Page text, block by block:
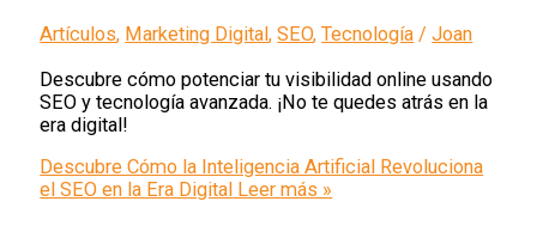
Artículos, Marketing Digital,SEO,Tecnología /Joan
Descubre cómo potenciar tu visibilidad online usando
SEO y tecnología avanzada. ¡No te quedes atrás en la
era digital!
Descubre Cómo la Inteligencia Artificial Revoluciona
el SEO en la Era Digital Leer más »